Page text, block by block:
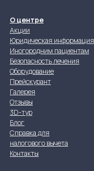
О центре
Акции
Юридическая информация
Иногородним пациентам
Безопасность лечения
Оборудование
Прейскурант
Галерея
Отзывы
3D-тур
Блог
Справка для
налогового вычета
Контакты